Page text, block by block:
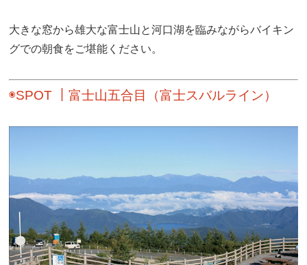
大きな窓から雄大な富士山と河口湖を臨みながらバイキン
グでの朝食をご堪能ください。
◉SPOT ｜富士山五合目（富士スバルライン）